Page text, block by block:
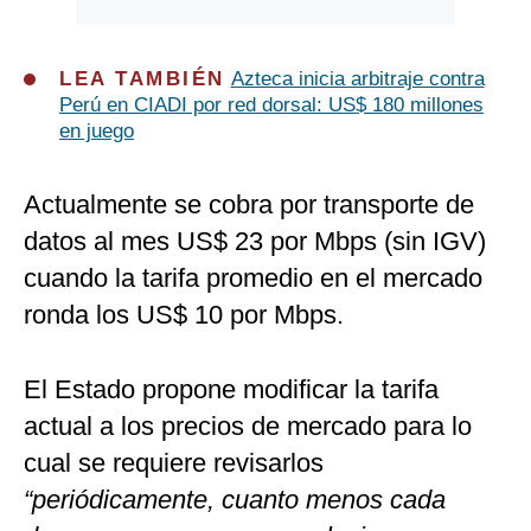
LEA TAMBIÉN Azteca inicia arbitraje contra
Perú en CIADI por red dorsal: US$ 180 millones
en juego
Actualmente se cobra por transporte de
datos al mes US$ 23 por Mbps (sin IGV)
cuando la tarifa promedio en el mercado
ronda los US$ 10 por Mbps.
El Estado propone modificar la tarifa
actual a los precios de mercado para lo
cual se requiere revisarlos
“periódicamente, cuanto menos cada